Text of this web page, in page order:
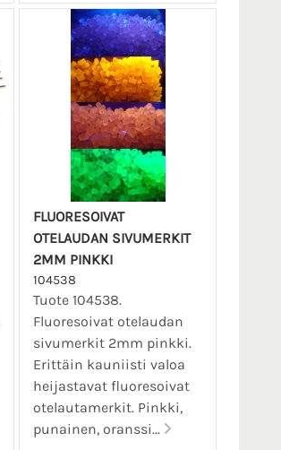
FLUORESOIVAT
OTELAUDAN SIVUMERKIT
2MM PINKKI
104538
Tuote 104538.
Fluoresoivat otelaudan
sivumerkit 2mm pinkki.
Erittäin kauniisti valoa
heijastavat fluoresoivat
otelautamerkit. Pinkki,
punainen, oranssi...